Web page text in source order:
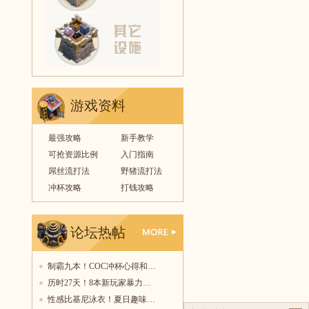
游戏资料
最强攻略
新手教学
可抢资源比例
入门指南
屌丝流打法
野猪流打法
冲杯攻略
打钱攻略
论坛热帖
制霸九本！COC冲杯心得和…
历时27天！8本新玩家暴力…
性感比基尼泳衣！夏日趣味…